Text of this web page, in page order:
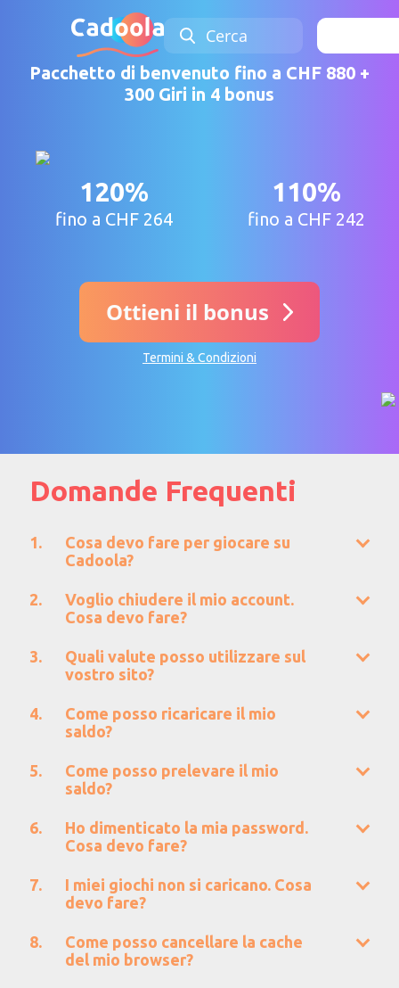
Cerca
Pacchetto di benvenuto fino a CHF 880 +
300 Giri in 4 bonus
120%
fino a CHF 264
110%
fino a CHF 242
Ottieni il bonus
Termini & Condizioni
Domande Frequenti
Cosa devo fare per giocare su
Cadoola?
Voglio chiudere il mio account.
Cosa devo fare?
Quali valute posso utilizzare sul
vostro sito?
Come posso ricaricare il mio
saldo?
Come posso prelevare il mio
saldo?
Ho dimenticato la mia password.
Cosa devo fare?
I miei giochi non si caricano. Cosa
devo fare?
Come posso cancellare la cache
del mio browser?